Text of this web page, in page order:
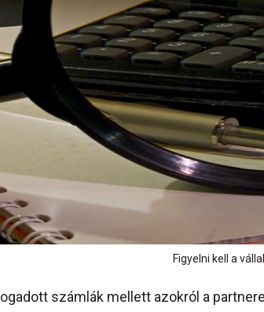
Figyelni kell a
számlák mellett azokról a